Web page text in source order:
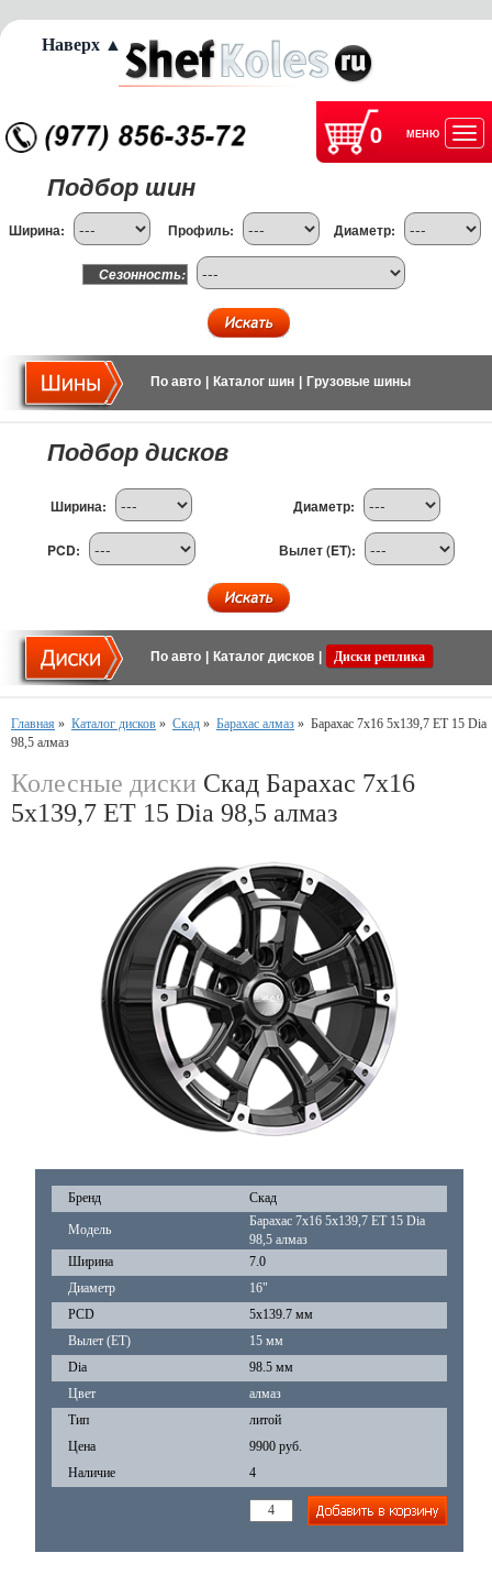
0 МЕНЮ
Подбор шин
Ширина: Профиль: Диаметр:
Сезонность:
По авто Каталог шин Грузовые шины
Подбор дисков
Ширина: Диаметр:
PCD: Вылет (ET):
По авто Каталог дисков Диски реплика
Главная » Каталог дисков » Скад » Барахас алмаз » Барахас 7x16 5x139,7 ET 15 Dia
98,5 алмаз
Колесные диски Скад Барахас 7x16
5x139,7 ET 15 Dia 98,5 алмаз
Бренд Скад
Модель
Барахас 7x16 5x139,7 ET 15 Dia
98,5 алмаз
Ширина
7.0
Диаметр
16"
PCD
5x139.7 мм
Вылет (ET)
15 мм
Dia
98.5 мм
Цвет
алмаз
Тип
литой
Цена
9900 руб.
Наличие
4
Наверх ▲